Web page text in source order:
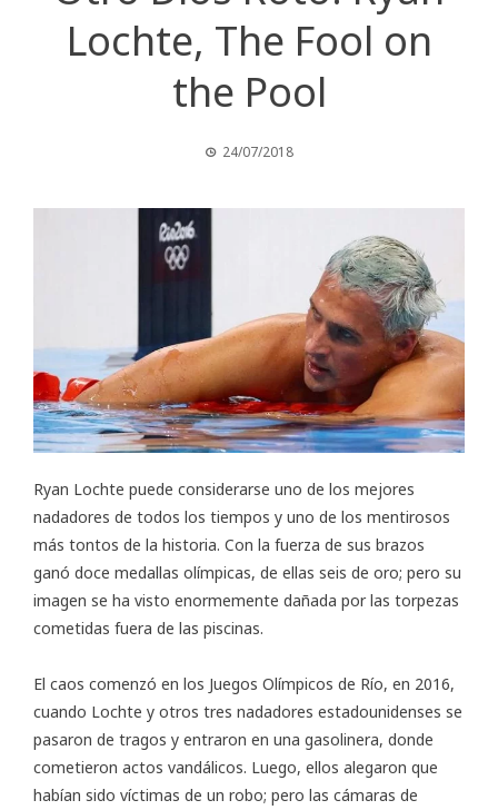
Lochte, The Fool on
the Pool
24/07/2018
Ryan Lochte puede considerarse uno de los mejores
nadadores de todos los tiempos y uno de los mentirosos
más tontos de la historia. Con la fuerza de sus brazos
ganó doce medallas olímpicas, de ellas seis de oro; pero su
imagen se ha visto enormemente dañada por las torpezas
cometidas fuera de las piscinas.
El caos comenzó en los Juegos Olímpicos de Río, en 2016,
cuando Lochte y otros tres nadadores estadounidenses se
pasaron de tragos y entraron en una gasolinera, donde
cometieron actos vandálicos. Luego, ellos alegaron que
habían sido víctimas de un robo; pero las cámaras de